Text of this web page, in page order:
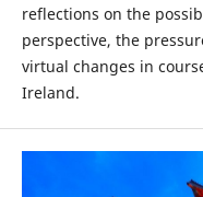
reflections on the
perspective, the
virtual changes in
Ireland.